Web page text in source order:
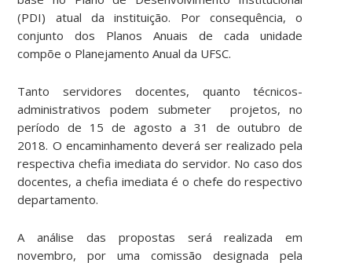
(PDI) atual da instituição. Por consequência, o
conjunto dos Planos Anuais de cada unidade
compõe o Planejamento Anual da UFSC.
Tanto servidores docentes, quanto técnicos-
administrativos podem submeter projetos, no
período de 15 de agosto a 31 de outubro de
2018. O encaminhamento deverá ser realizado pela
respectiva chefia imediata do servidor. No caso dos
docentes, a chefia imediata é o chefe do respectivo
departamento.
A análise das propostas será realizada em
novembro, por uma comissão designada pela